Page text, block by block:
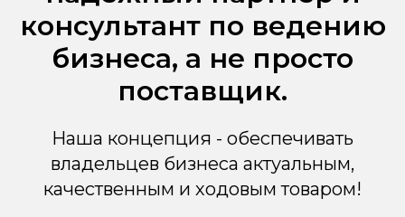
консультант по ведению
бизнеса, а не просто
поставщик.
Наша концепция - обеспечивать
владельцев бизнеса актуальным,
качественным и ходовым товаром!